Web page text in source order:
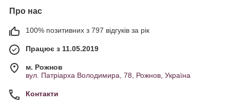
Про нас
100% позитивних з 797 відгуків за рік
Працює з 11.05.2019
м. Рожнов
вул. Патріарха Володимира, 78, Рожнов, Україна
Контакти